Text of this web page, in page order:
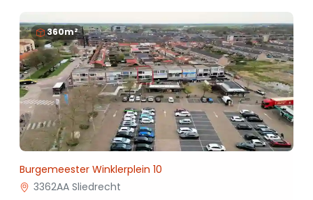
360m²
Burgemeester Winklerplein 10
3362AA Sliedrecht